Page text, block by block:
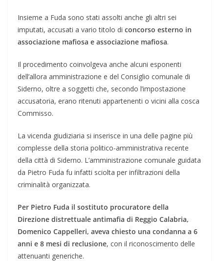
Insieme a Fuda sono stati assolti anche gli altri sei
imputati, accusati a vario titolo di concorso esterno in
associazione mafiosa e associazione mafiosa.
Il procedimento coinvolgeva anche alcuni esponenti
dell’allora amministrazione e del Consiglio comunale di
Siderno, oltre a soggetti che, secondo l’impostazione
accusatoria, erano ritenuti appartenenti o vicini alla cosca
Commisso.
La vicenda giudiziaria si inserisce in una delle pagine più
complesse della storia politico-amministrativa recente
della città di Siderno. L’amministrazione comunale guidata
da Pietro Fuda fu infatti sciolta per infiltrazioni della
criminalità organizzata.
Per Pietro Fuda il sostituto procuratore della
Direzione distrettuale antimafia di Reggio Calabria,
Domenico Cappelleri, aveva chiesto una condanna a 6
anni e 8 mesi di reclusione, con il riconoscimento delle
attenuanti generiche.